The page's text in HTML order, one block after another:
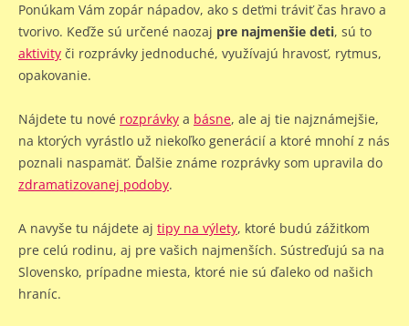
Ponúkam Vám zopár nápadov, ako s deťmi tráviť čas hravo a
tvorivo. Keďže sú určené naozaj pre najmenšie deti, sú to
aktivity či rozprávky jednoduché, využívajú hravosť, rytmus,
opakovanie.
Nájdete tu nové rozprávky a básne, ale aj tie najznámejšie,
na ktorých vyrástlo už niekoľko generácií a ktoré mnohí z nás
poznali naspamäť. Ďalšie známe rozprávky som upravila do
zdramatizovanej podoby.
A navyše tu nájdete aj tipy na výlety, ktoré budú zážitkom
pre celú rodinu, aj pre vašich najmenších. Sústreďujú sa na
Slovensko, prípadne miesta, ktoré nie sú ďaleko od našich
hraníc.